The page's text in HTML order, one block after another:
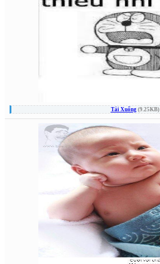
Tải Xuống(9.25KB)